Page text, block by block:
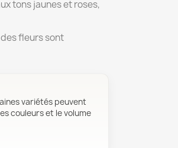
tons jaunes et roses,
fleurs sont
variétés peuvent
couleurs et le volume